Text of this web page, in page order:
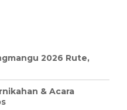
2026 Rute,
& Acara